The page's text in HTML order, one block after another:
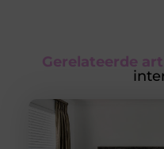
Gerelateerde